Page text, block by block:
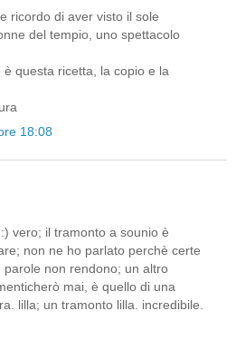
ricordo di aver visto il sole
del tempio, uno spettacolo
questa ricetta, la copio e la
18:08
vero; il tramonto a sounio è
non ne ho parlato perchè certe
parole non rendono; un altro
mai, è quello di una
lilla; un tramonto lilla. incredibile.